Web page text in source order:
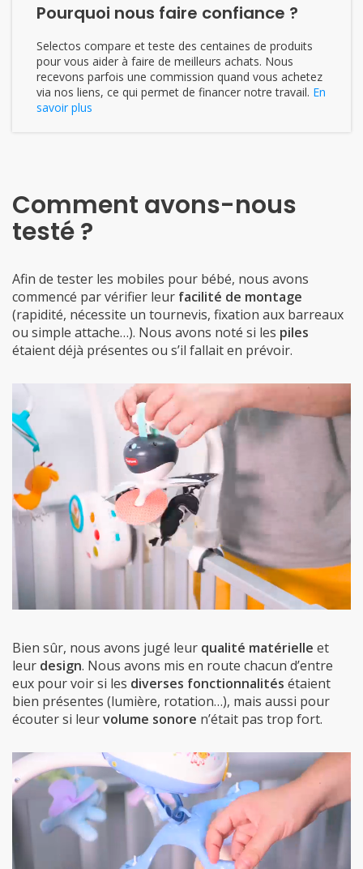
Pourquoi nous faire confiance ?
Selectos compare et teste des centaines de produits
pour vous aider à faire de meilleurs achats. Nous
recevons parfois une commission quand vous achetez
via nos liens, ce qui permet de financer notre travail. En
savoir plus
Comment avons-nous
testé ?
Afin de tester les mobiles pour bébé, nous avons
commencé par vérifier leur facilité de montage
(rapidité, nécessite un tournevis, fixation aux barreaux
ou simple attache…). Nous avons noté si les piles
étaient déjà présentes ou s’il fallait en prévoir.
Bien sûr, nous avons jugé leur qualité matérielle et
leur design. Nous avons mis en route chacun d’entre
eux pour voir si les diverses fonctionnalités étaient
bien présentes (lumière, rotation…), mais aussi pour
écouter si leurvolume sonore n’était pas trop fort.